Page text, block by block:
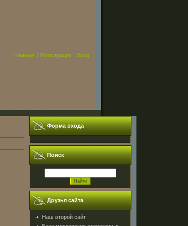
Главная | Регистрация | Вход
Форма входа
Поиск
Друзья сайта
Наш второй сайт